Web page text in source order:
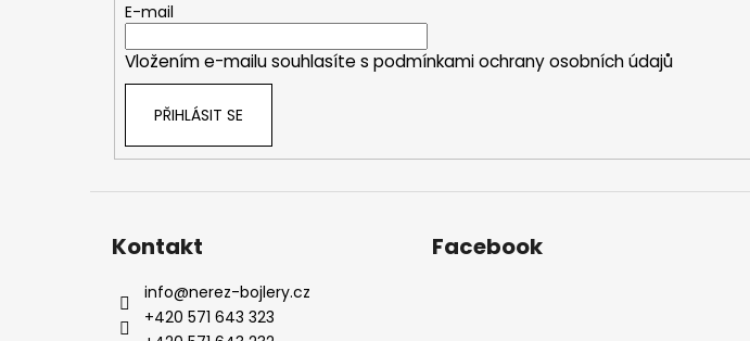
E-mail
Vložením e-mailu souhlasíte s podmínkami ochrany osobních údajů
PŘIHLÁSIT SE
Kontakt
info@nerez-bojlery.cz
+420 571 643 323
Facebook